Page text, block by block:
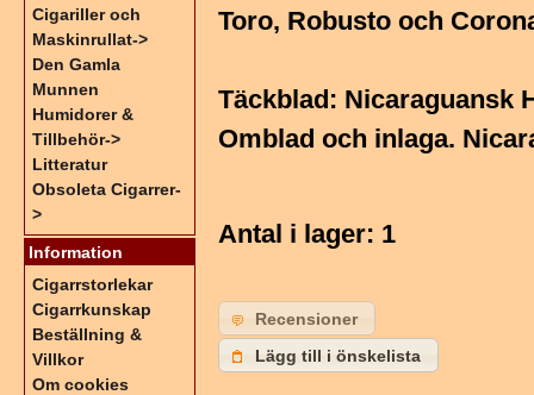
Toro, Robusto och
Täckblad: Nicaraguansk
Omblad och inlaga.
Antal i lager: 1
Recensioner
Lägg till i önskelista
Cigariller och
Maskinrullat->
Den Gamla
Munnen
Humidorer &
Tillbehör->
Litteratur
Obsoleta Cigarrer-
>
Information
Cigarrstorlekar
Cigarrkunskap
Beställning &
Villkor
Om cookies